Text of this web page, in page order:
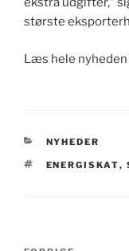
største
Læs hele
KATEGORIER
NYHEDER
TAGS
ENERGISKAT,